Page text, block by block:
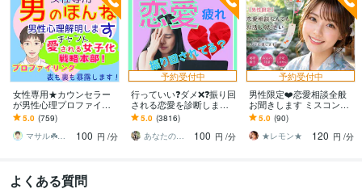
女性専用★カウンセラー
が男性心理プロファイル
します 男のホンネ★裏表
知って『チャント愛され
る女子化❗️』戦略本部
5.0 (759)
マサル☘️カウンセラー★色々経験者☆彡
100 円 /分
予約受付中
行っていい❓ダメ❌❓振り回
される恋愛を診断します
ADHD×HSPの私が微妙な
関係⭐彼氏彼女の言動/相
性を診断
5.0 (3816)
あなたのサポーター⭐えみ
100 円 /分
予約受付中
男性限定❤️恋愛相談全般
お聞きします ミスコン優
勝者★MBA★経営者と一
緒に恋愛戦略たてません
か？
5.0 (90)
★レモン★
120 円 /分
よくある質問